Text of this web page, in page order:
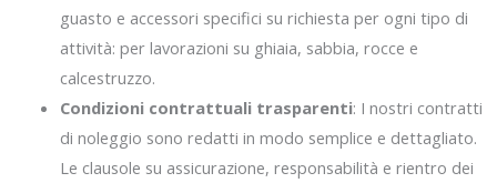
guasto e accessori specifici su richiesta per ogni tipo di
attività: per lavorazioni su ghiaia, sabbia, rocce e
calcestruzzo.
Condizioni contrattuali trasparenti: I nostri contratti
di noleggio sono redatti in modo semplice e dettagliato.
Le clausole su assicurazione, responsabilità e rientro dei